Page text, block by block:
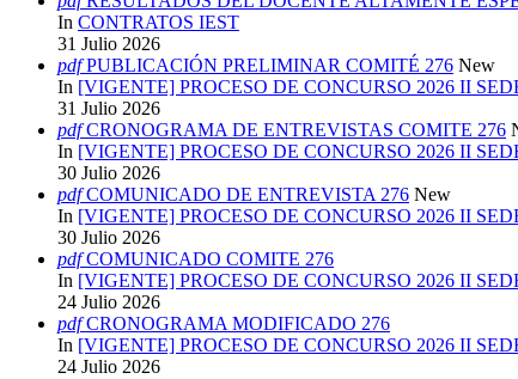
In CONTRATOS IEST
31 Julio 2026
pdf PUBLICACIÓN PRELIMINAR COMITÉ 276 New
In [VIGENTE] PROCESO DE CONCURSO 2026 II
31 Julio 2026
pdf CRONOGRAMA DE ENTREVISTAS COMITE 276
In [VIGENTE] PROCESO DE CONCURSO 2026 II
30 Julio 2026
pdf COMUNICADO DE ENTREVISTA 276 New
In [VIGENTE] PROCESO DE CONCURSO 2026 II
30 Julio 2026
pdf COMUNICADO COMITE 276
In [VIGENTE] PROCESO DE CONCURSO 2026 II
24 Julio 2026
pdf CRONOGRAMA MODIFICADO 276
In [VIGENTE] PROCESO DE CONCURSO 2026 II
24 Julio 2026